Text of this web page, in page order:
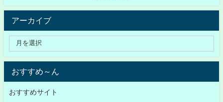
アーカイブ
おすすめ～ん
おすすめサイト